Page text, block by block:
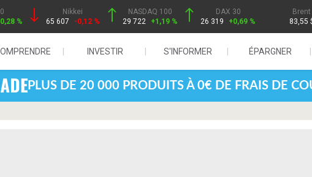
%
Nikkei
65 607
-0,12 %
NASDAQ 100
29 722
+1,19 %
DAX 30
26 319
+0,69 %
Brent
83,55
INVESTIR S'INFORMER ÉPARGNER
PLUS DE 20 000 PRODUITS À 0€ DE FRAIS DE